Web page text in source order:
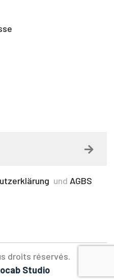
und AGBS
droits réservés.
Studio